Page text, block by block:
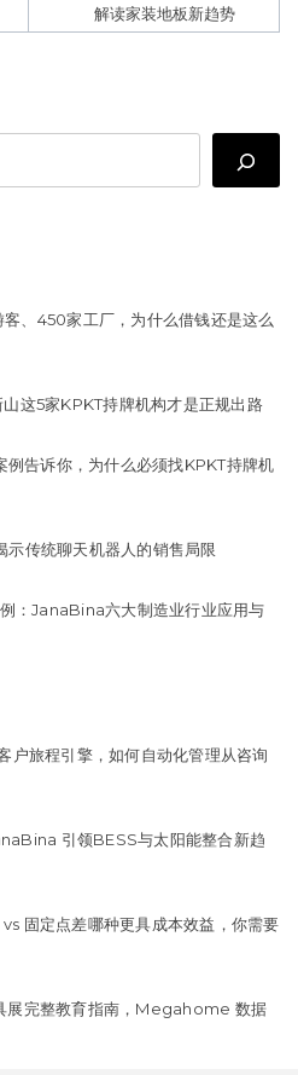
解读家装地板新趋势
、450家工厂，为什么借钱还是这么
这5家KPKT持牌机构才是正规出路
告诉你，为什么必须找KPKT持牌机
传统聊天机器人的销售局限
：JanaBina六大制造业行业应用与
户旅程引擎，如何自动化管理从咨询
引领BESS与太阳能整合新趋
固定点差哪种更具成本效益，你需要
展完整教育指南，Megahome 数据